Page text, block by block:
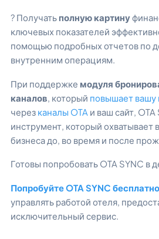
? Получать полную картину
ключевых показателей
помощью подробных отчетов по
внутренним операциям.
При поддержке модуля
каналов , который повышает вашу
через каналы OTA и ваш сайт,
инструмент, который охватывает
бизнеса до, во время и после
Готовы попробовать OTA SYNC в
Попробуйте OTA SYNC бесплатно
управлять работой отеля,
исключительный сервис.